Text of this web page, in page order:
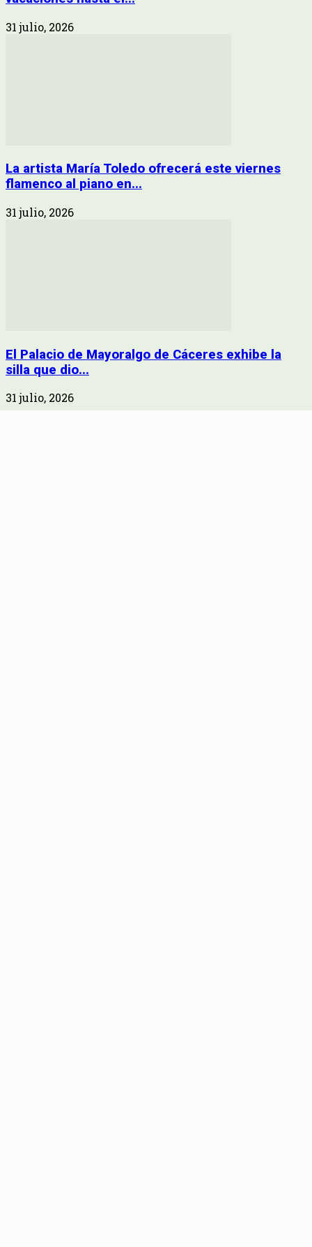
31 julio, 2026
La artista María Toledo ofrecerá este viernes
flamenco al piano en...
31 julio, 2026
El Palacio de Mayoralgo de Cáceres exhibe la
silla que dio...
31 julio, 2026